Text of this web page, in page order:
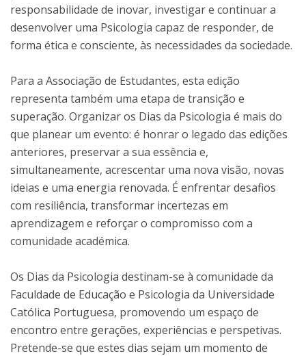
responsabilidade de inovar, investigar e continuar a
desenvolver uma Psicologia capaz de responder, de
forma ética e consciente, às necessidades da sociedade.
Para a Associação de Estudantes, esta edição
representa também uma etapa de transição e
superação. Organizar os Dias da Psicologia é mais do
que planear um evento: é honrar o legado das edições
anteriores, preservar a sua essência e,
simultaneamente, acrescentar uma nova visão, novas
ideias e uma energia renovada. É enfrentar desafios
com resiliência, transformar incertezas em
aprendizagem e reforçar o compromisso com a
comunidade académica.
Os Dias da Psicologia destinam-se à comunidade da
Faculdade de Educação e Psicologia da Universidade
Católica Portuguesa, promovendo um espaço de
encontro entre gerações, experiências e perspetivas.
Pretende-se que estes dias sejam um momento de